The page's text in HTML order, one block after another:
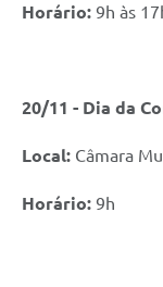
Horário: 9h às
20/11 - Dia da
Local: Câmara
Horário: 9h